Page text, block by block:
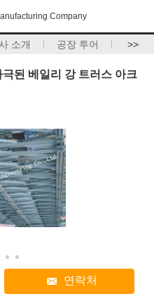
Company
소개 공장 투어 >>
된 베일리 강 트러스 아크
연락처